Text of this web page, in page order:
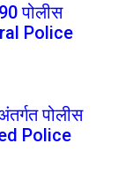
पोलीस
Police
पोलीस
Police